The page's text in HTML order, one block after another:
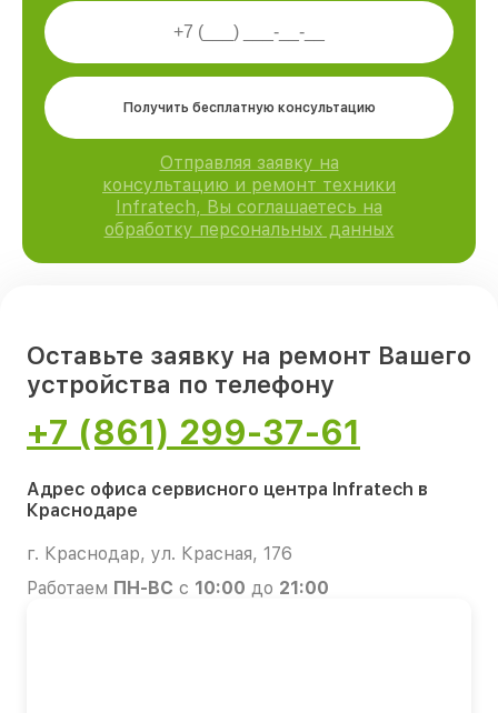
Получить бесплатную консультацию
Отправляя заявку на
консультацию и ремонт техники
Infratech, Вы соглашаетесь на
обработку персональных данных
Оставьте заявку на ремонт Вашего
устройства по телефону
+7 (861) 299-37-61
Адрес офиса сервисного центра Infratech в
Краснодаре
г. Краснодар, ул. Красная, 176
Работаем ПН-ВС с 10:00 до 21:00